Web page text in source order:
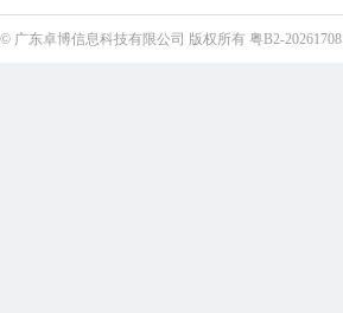
© 广东卓博信息科技有限公司 版权所有 粤B2-20261708